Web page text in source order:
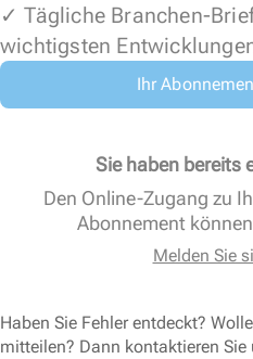
✓ Tägliche Branchen-
wichtigsten
Ihr
Sie haben bereits
Den Online-Zugang zu
Abonnement
Melden Sie
Haben Sie Fehler entdeckt?
mitteilen? Dann kontaktieren